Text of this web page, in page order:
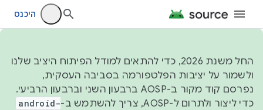
היכנס
החל משנת 2026, כדי להתאים למודל הפיתוח היציב שלנו
ולשמור על יציבות הפלטפורמה בסביבה העסקית,
נפרסם קוד מקור ב-AOSP ברבעון השני וברבעון הרביעי.
כדי ליצור ולתרום ל-AOSP, צריך להשתמש ב-
android-